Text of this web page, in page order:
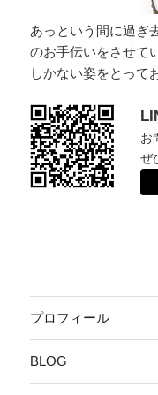
あっという間に過ぎ
のお手伝いをさせて
しかない姿をとって
お
ぜ
プロフィール
BLOG